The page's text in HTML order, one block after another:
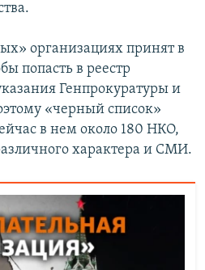
организациях принят в
попасть в реестр
Генпрокуратуры и
«черный список»
в нем около 180 НКО,
характера и СМИ.